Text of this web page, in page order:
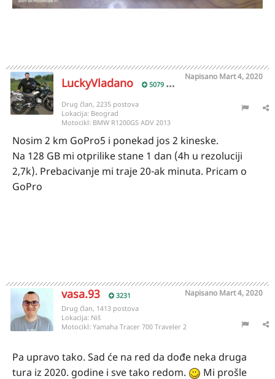
LuckyVladano 5079
Napisano Mart 4, 2020
Drug član, 2235 postova
Lokacija: Beograd
Motocikl: BMW R1200GS ADV 2013
Nosim 2 km GoPro5 i ponekad jos 2 kineske.
Na 128 GB mi otprilike stane 1 dan (4h u rezoluciji
2,7k). Prebacivanje mi traje 20-ak minuta. Pricam o
GoPro
vasa.93 3231 Napisano Mart 4, 2020
Drug član, 1413 postova
Lokacija: Niš
Motocikl: Yamaha Tracer 700 Traveler 2
Pa upravo tako. Sad će na red da dođe neka druga
tura iz 2020. godine i sve tako redom.
Mi prošle